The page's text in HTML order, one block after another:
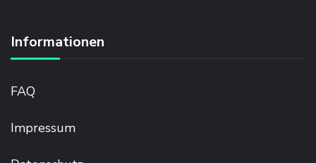
Informationen
FAQ
Impressum